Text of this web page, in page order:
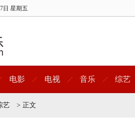
日 星期五
电影 电视 音乐 综艺
艺 > 正文